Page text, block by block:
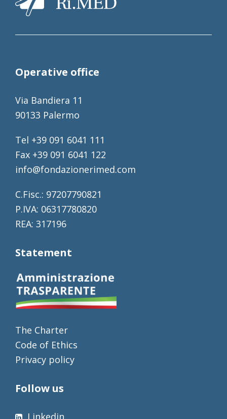
Operative office
Via Bandiera 11
90133 Palermo
Tel +39 091 6041 111
Fax +39 091 6041 122
info@fondazionerimed.com
C.Fisc.: 97207790821
P.IVA: 06317780820
REA: 317196
Statement
The Charter
Code of Ethics
Privacy policy
Follow us
Linkedin